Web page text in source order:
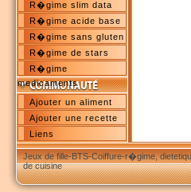
R�gime slim data
R�gime acide base
R�gime sans gluten
R�gime de stars
R�gime
medicaments
Ajouter un aliment
Ajouter une recette
Liens
Jeux de fille-BTS-Coiffure-r�gime,
de cuisine